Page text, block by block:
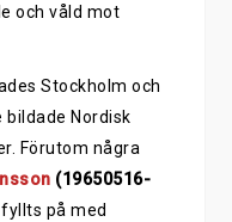
och våld mot
Stockholm och
Nordisk
Förutom några
(19650516-
på med